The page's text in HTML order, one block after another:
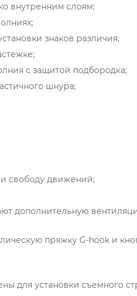
внутренним слоям;
знаков различия;
с защитой подбородка;
шнура;
свободу движений;
дополнительную
пряжку G-hook и
для установки съемного